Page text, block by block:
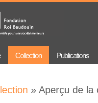
Collection Publications
» Aperçu de la